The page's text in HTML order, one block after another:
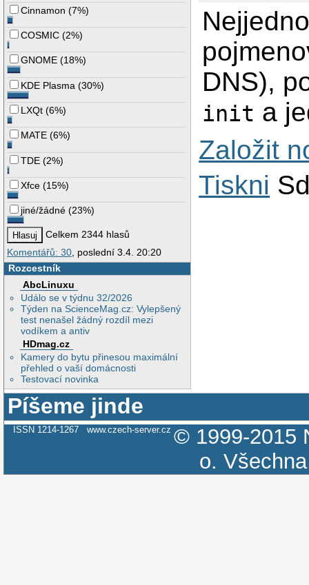
Cinnamon (7%)
COSMIC (2%)
GNOME (18%)
KDE Plasma (30%)
LXQt (6%)
MATE (6%)
TDE (2%)
Xfce (15%)
jiné/žádné (23%)
Celkem 2344 hlasů
Komentářů: 30 , poslední 3.4. 20:20
Rozcestník
AbcLinuxu
Událo se v týdnu 32/2026
Týden na ScienceMag.cz: Vylepšený
test nenašel žádný rozdíl mezi
vodíkem a antiv
HDmag.cz
Kamery do bytu přinesou maximální
přehled o vaší domácnosti
Testovací novinka
DNS),
init a
Založit
Tiskni
Píšeme jinde
ISSN 1214-1267 www.czech-server.cz © 1999-2015
o.